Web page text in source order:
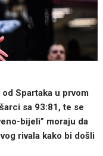
Spartaka u prvom
sa 93:81, te se
bijeli” moraju da
rivala kako bi došli